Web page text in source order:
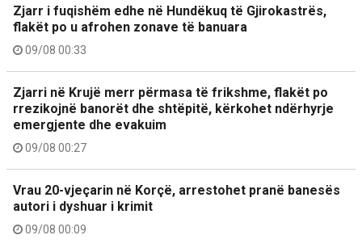
Zjarr i fuqishëm edhe në Hundëkuq të Gjirokastrës,
flakët po u afrohen zonave të banuara
09/08 00:33
Zjarri në Krujë merr përmasa të frikshme, flakët po
rrezikojnë banorët dhe shtëpitë, kërkohet ndërhyrje
emergjente dhe evakuim
09/08 00:27
Vrau 20-vjeçarin në Korçë, arrestohet pranë banesës
autori i dyshuar i krimit
09/08 00:09